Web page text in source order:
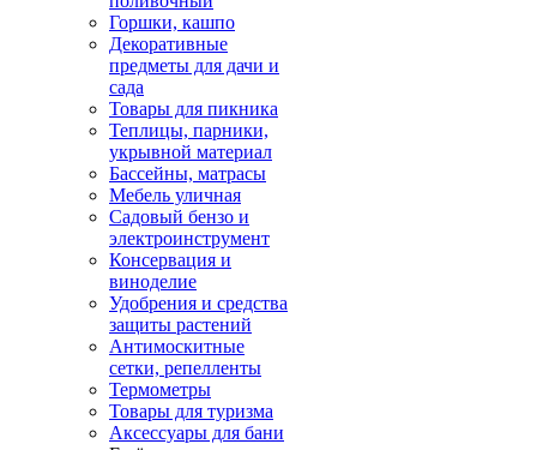
Горшки, кашпо
Декоративные
предметы для дачи и
сада
Товары для пикника
Теплицы, парники,
укрывной материал
Бассейны, матрасы
Мебель уличная
Садовый бензо и
электроинструмент
Консервация и
виноделие
Удобрения и средства
защиты растений
Антимоскитные
сетки, репелленты
Термометры
Товары для туризма
Аксессуары для бани